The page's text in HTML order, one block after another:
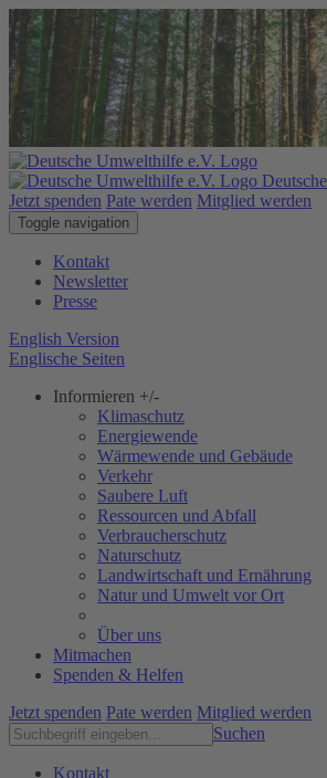
Jetzt spenden Pate werden Mitglied werden
Toggle navigation
Kontakt
Newsletter
Presse
English Version
Englische Seiten
Informieren +/-
Klimaschutz
Energiewende
Wärmewende und Gebäude
Verkehr
Saubere Luft
Ressourcen und Abfall
Verbraucherschutz
Naturschutz
Landwirtschaft und Ernährung
Natur und Umwelt vor Ort
Über uns
Mitmachen
Spenden & Helfen
Jetzt spenden Pate werden Mitglied werden
Suchen
Kontakt